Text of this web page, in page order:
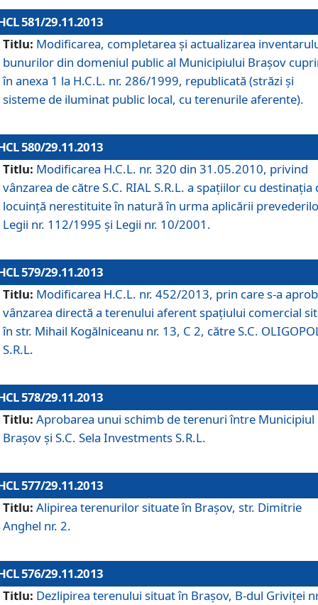
581/29.11.2013
Titlu: Modificarea, completarea şi actualizarea
bunurilor din domeniul public al Municipiului Braşov
în anexa 1 la H.C.L. nr. 286/1999, republicată (străzi şi
sisteme de iluminat public local, cu terenurile aferente).
580/29.11.2013
Titlu: Modificarea H.C.L. nr. 320 din 31.05.2010, privind
vânzarea de către S.C. RIAL S.R.L. a spaţiilor cu destinaţia
locuinţă nerestituite în natură în urma aplicării
Legii nr. 112/1995 şi Legii nr. 10/2001.
579/29.11.2013
Titlu: Modificarea H.C.L. nr. 452/2013, prin care s-a
vânzarea directă a terenului aferent spaţiului comercial
în str. Mihail Kogălniceanu nr. 13, C 2, către S.C.
S.R.L.
578/29.11.2013
Titlu: Aprobarea unui schimb de terenuri între Municipiul
Braşov şi S.C. Sela Investments S.R.L.
577/29.11.2013
Titlu: Alipirea terenurilor situate în Braşov, str. Dimitrie
Anghel nr. 2.
576/29.11.2013
Titlu: Dezlipirea terenului situat în Braşov, B-dul Griviţei